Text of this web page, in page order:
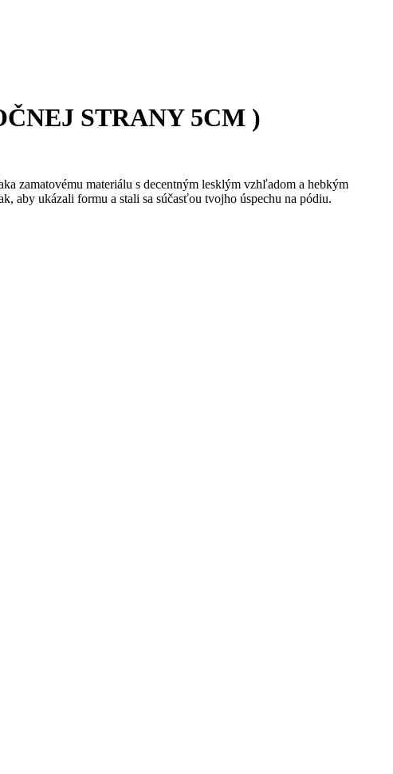
STRANY 5CM )
zamatovému materiálu s decentným lesklým vzhľadom a hebkým
aby ukázali formu a stali sa súčasťou tvojho úspechu na pódiu.